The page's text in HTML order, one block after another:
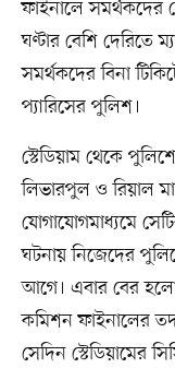
ফাইনালে সমর্থকদের
ঘণ্টার বেশি দেরিতে
সমর্থকদের বিনা
প্যারিসের পুলিশ।
স্টেডিয়াম থেকে
লিভারপুল ও রিয়াল
যোগাযোগমাধ্যমে
ঘটনায় নিজেদের
আগে। এবার বের হলো
কমিশন ফাইনালের
সেদিন স্টেডিয়ামের